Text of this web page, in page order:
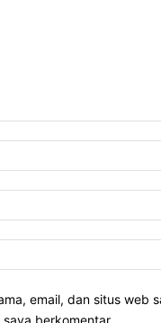
email, dan situs web
berkomentar.